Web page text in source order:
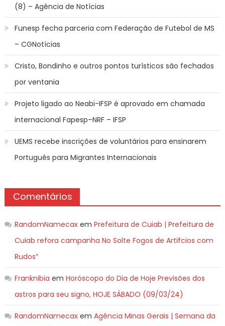
(8) – Agência de Notícias
Funesp fecha parceria com Federação de Futebol de MS
– CGNotícias
Cristo, Bondinho e outros pontos turísticos são fechados
por ventania
Projeto ligado ao Neabi-IFSP é aprovado em chamada
internacional Fapesp–NRF – IFSP
UEMS recebe inscrições de voluntários para ensinarem
Português para Migrantes Internacionais
Comentários
RandomNamecaxem Prefeitura de Cuiab | Prefeitura de
Cuiab refora campanha No Solte Fogos de Artifcios com
Rudos”
Franknibia em Horóscopo do Dia de Hoje Previsões dos
astros para seu signo, HOJE SÁBADO (09/03/24)
RandomNamecaxem Agência Minas Gerais | Semana da